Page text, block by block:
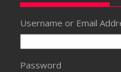
Username or Email
Password